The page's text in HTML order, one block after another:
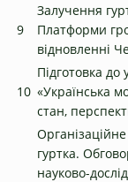
9
Залучення
Платформи
відновленні
10
Підготовка до
«Українська
стан,
гуртка.
науково-